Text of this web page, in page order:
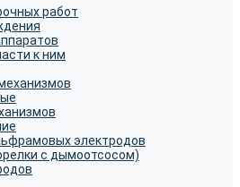
работ
к ним
электродов
с дымоотсосом)